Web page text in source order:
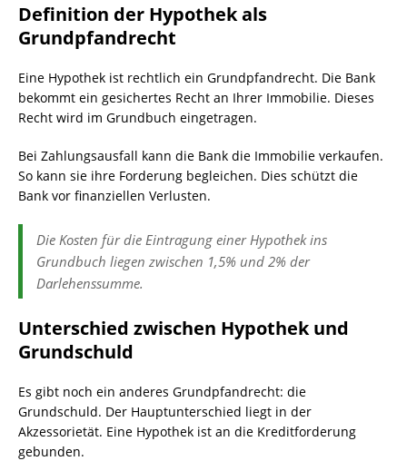
Definition der Hypothek als
Grundpfandrecht
Eine Hypothek ist rechtlich ein Grundpfandrecht. Die Bank
bekommt ein gesichertes Recht an Ihrer Immobilie. Dieses
Recht wird im Grundbuch eingetragen.
Bei Zahlungsausfall kann die Bank die Immobilie verkaufen.
So kann sie ihre Forderung begleichen. Dies schützt die
Bank vor finanziellen Verlusten.
Die Kosten für die Eintragung einer Hypothek ins
Grundbuch liegen zwischen 1,5% und 2% der
Darlehenssumme.
Unterschied zwischen Hypothek und
Grundschuld
Es gibt noch ein anderes Grundpfandrecht: die
Grundschuld. Der Hauptunterschied liegt in der
Akzessorietät. Eine Hypothek ist an die Kreditforderung
gebunden.